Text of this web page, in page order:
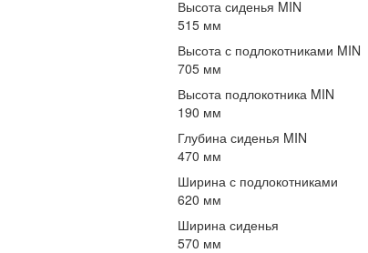
Высота сиденья MIN
515 мм
Высота с подлокотниками MIN
705 мм
Высота подлокотника MIN
190 мм
Глубина сиденья MIN
470 мм
Ширина с подлокотниками
620 мм
Ширина сиденья
570 мм